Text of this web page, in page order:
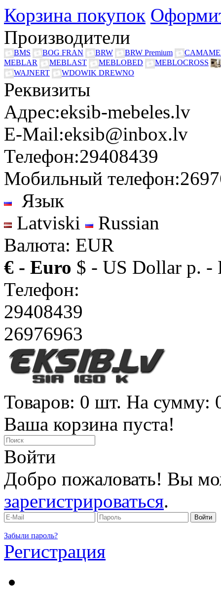
Корзина покупок
Производители
BMS BOG FRAN BRW BRW Premium
MEBLAR
MEBLAST MEBLOBED MEBLOCROSS
WAJNERT
WDOWIK DREWNO
Реквизиты
Адрес:eksib-mebeles.lv
E-Mail:eksib@inbox.lv
Телефон:29408439
Мобильный телефон:
Язык
Latviski
Russian
Валюта: EUR
€ - Euro $ - US Dollar р. -
Телефон:
29408439
26976963
Товаров: 0 шт. На сумму:
Ваша корзина пуста!
Войти
Добро пожаловать! Вы
зарегистрироваться.
Забыли пароль?
Регистрация